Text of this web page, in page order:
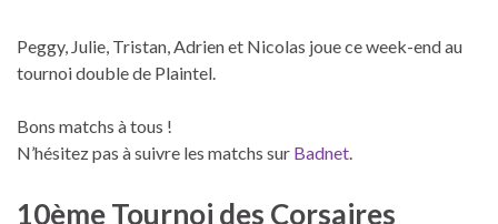
Peggy, Julie, Tristan, Adrien et Nicolas joue ce week-end au
tournoi double de Plaintel.
Bons matchs à tous !
N’hésitez pas à suivre les matchs sur Badnet.
10ème Tournoi des Corsaires